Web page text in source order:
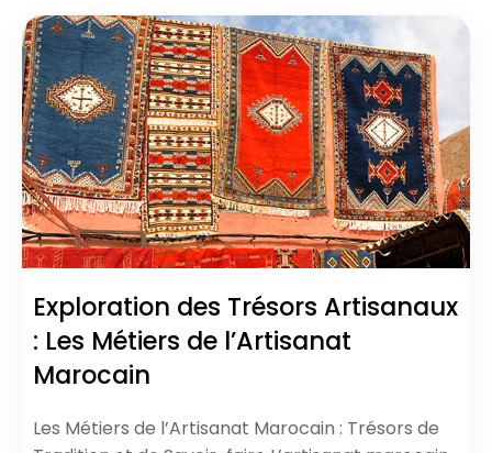
Exploration des Trésors Artisanaux
: Les Métiers de l’Artisanat
Marocain
Les Métiers de l’Artisanat Marocain : Trésors de